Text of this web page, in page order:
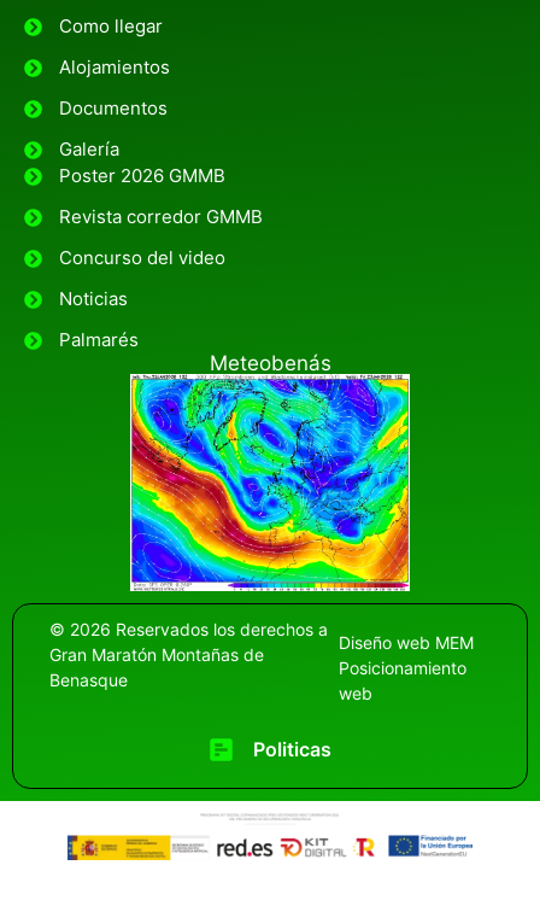
Como llegar
Alojamientos
Documentos
Galería
Poster 2026 GMMB
Revista corredor GMMB
Concurso del video
Noticias
Palmarés
Meteobenás
© 2026 Reservados los derechos a
Gran Maratón Montañas de
Benasque
Diseño web MEM
Posicionamiento
web
Politicas